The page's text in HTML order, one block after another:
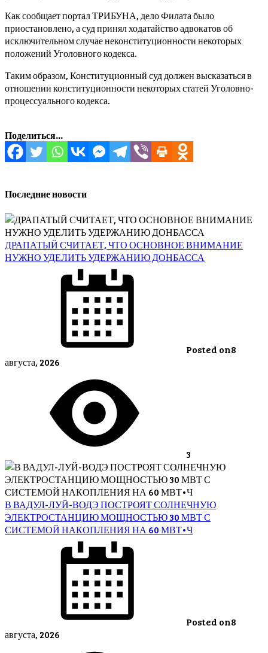
Как сообщает портал ТРИБУНА, дело Филата было
приостановлено, а суд принял ходатайство адвокатов об
исключительном случае неконституционности некоторых
положений Уголовного кодекса.
Таким образом, Конституционный суд должен высказаться в
отношении конституционности некоторых статей Уголовно-
процессуального кодекса.
Поделиться...
Последние новости
ДРАПАТЫЙ СЧИТАЕТ, ЧТО ОСНОВНОЕ ВНИМАНИЕ
НУЖНО УДЕЛИТЬ УДЕРЖАНИЮ ДОНБАССА
Posted on8
августа, 2026
3
В ВАДУЛ-ЛУЙ-ВОДЭ ПОСТРОЯТ СОЛНЕЧНУЮ
ЭЛЕКТРОСТАНЦИЮ МОЩНОСТЬЮ 30 МВТ С
СИСТЕМОЙ НАКОПЛЕНИЯ НА 60 МВТ•Ч
Posted on8
августа, 2026